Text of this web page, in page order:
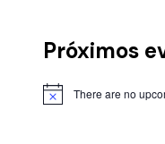
Próximos
There are no